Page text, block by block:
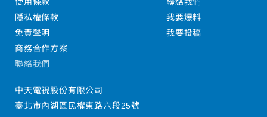
隱私權條款
免責聲明
商務合作方案
我要爆料
我要投稿
聯絡我們
中天電視股份有限公司
臺北市內湖區民權東路六段25號